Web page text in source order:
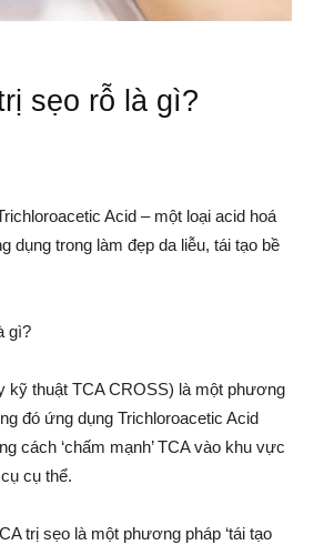
sẹo rỗ là gì?
Acid – một loại acid hoá
dụng trong làm đẹp da liễu, tái tạo bề
gì?
kỹ thuật TCA CROSS) là một phương
đó ứng dụng Trichloroacetic Acid
cách ‘chấm mạnh’ TCA vào khu vực
cụ thể.
trị sẹo là một phương pháp ‘tái tạo